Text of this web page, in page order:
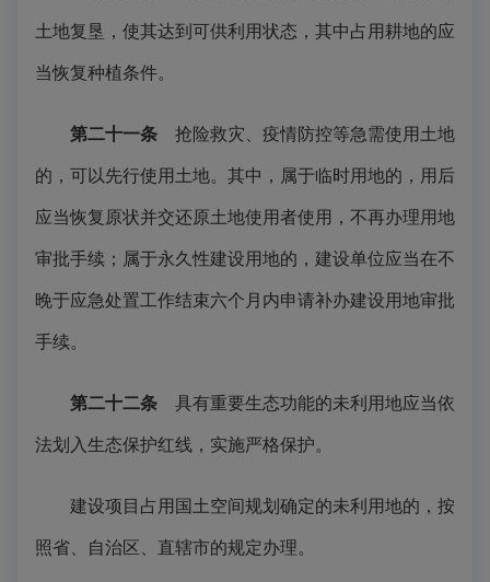
土地复垦，使其达到可供利用状态，其中占用耕地的应
当恢复种植条件。
第二十一条 抢险救灾、疫情防控等急需使用土地
的，可以先行使用土地。其中，属于临时用地的，用后
应当恢复原状并交还原土地使用者使用，不再办理用地
审批手续；属于永久性建设用地的，建设单位应当在不
晚于应急处置工作结束六个月内申请补办建设用地审批
手续。
第二十二条 具有重要生态功能的未利用地应当依
法划入生态保护红线，实施严格保护。
建设项目占用国土空间规划确定的未利用地的，按
照省、自治区、直辖市的规定办理。